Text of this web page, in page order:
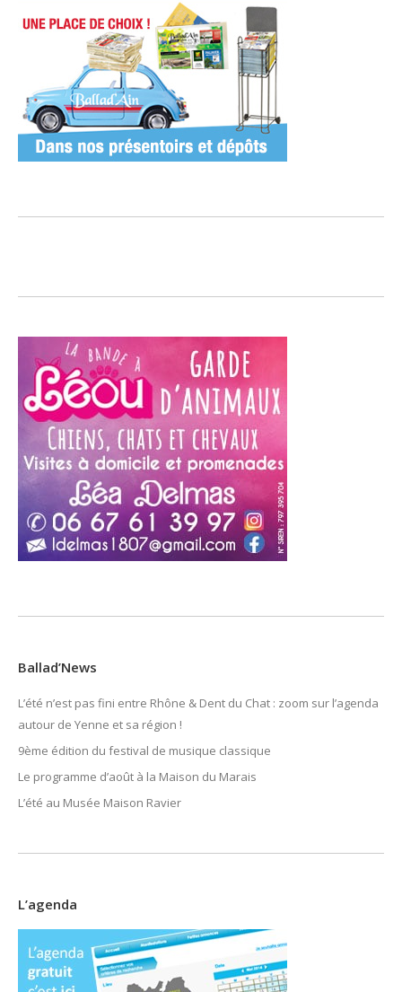
Ballad’News
L’été n’est pas fini entre Rhône & Dent du Chat : zoom sur l’agenda
autour de Yenne et sa région !
9ème édition du festival de musique classique
Le programme d’août à la Maison du Marais
L’été au Musée Maison Ravier
L’agenda